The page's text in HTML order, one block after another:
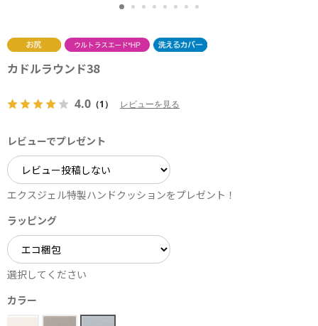
カドルラウンド38
4.0 （1） レビューを見る
レビューでプレゼント
エクスジェル特製ハンドクッションをプレゼント！
ラッピング
選択してください
カラー